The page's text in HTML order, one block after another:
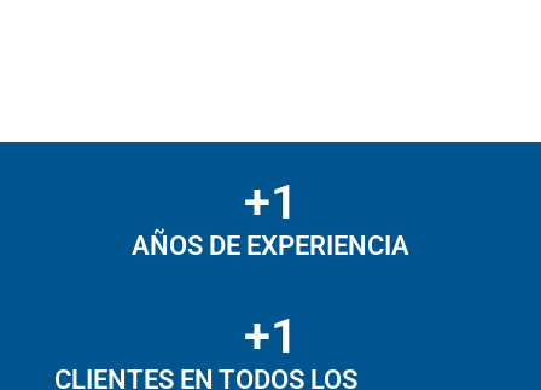
AÑOS DE EXPERIENCIA
+1
CLIENTES EN TODOS LOS
+1